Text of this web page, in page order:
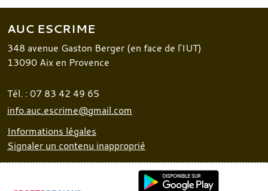
AUC ESCRIME
348 avenue Gaston Berger (en face de l'IUT)
13090 Aix en Provence
Tél. : 07 83 42 49 65
info.auc.escrime@gmail.com
Informations légales
Signaler un contenu inapproprié